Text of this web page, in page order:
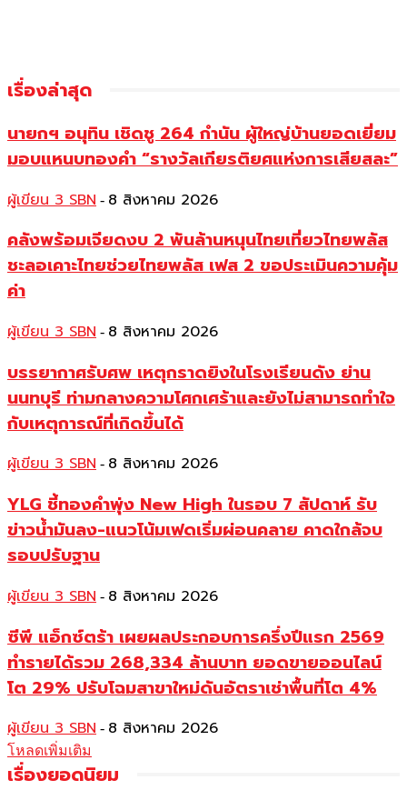
เรื่องล่าสุด
นายกฯ อนุทิน เชิดชู 264 กำนัน ผู้ใหญ่บ้านยอดเยี่ยม
มอบแหนบทองคำ “รางวัลเกียรติยศแห่งการเสียสละ”
ผู้เขียน 3 SBN - 8 สิงหาคม 2026
คลังพร้อมเจียดงบ 2 พันล้านหนุนไทยเที่ยวไทยพลัส
ชะลอเคาะไทยช่วยไทยพลัส เฟส 2 ขอประเมินความคุ้ม
ค่า
ผู้เขียน 3 SBN - 8 สิงหาคม 2026
บรรยากาศรับศพ เหตุกราดยิงในโรงเรียนดัง ย่าน
นนทบุรี ท่ามกลางความโศกเศร้าและยังไม่สามารถทำใจ
กับเหตุการณ์ที่เกิดขึ้นได้
ผู้เขียน 3 SBN - 8 สิงหาคม 2026
YLG ชี้ทองคำพุ่ง New High ในรอบ 7 สัปดาห์ รับ
ข่าวน้ำมันลง-แนวโน้มเฟดเริ่มผ่อนคลาย คาดใกล้จบ
รอบปรับฐาน
ผู้เขียน 3 SBN - 8 สิงหาคม 2026
ซีพี แอ็กซ์ตร้า เผยผลประกอบการครึ่งปีแรก 2569
ทำรายได้รวม 268,334 ล้านบาท ยอดขายออนไลน์
โต 29% ปรับโฉมสาขาใหม่ดันอัตราเช่าพื้นที่โต 4%
ผู้เขียน 3 SBN - 8 สิงหาคม 2026
โหลดเพิ่มเติม
เรื่องยอดนิยม